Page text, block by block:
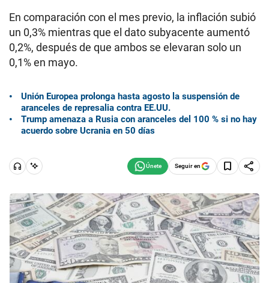
En comparación con el mes previo, la inflación subió
un 0,3% mientras que el dato subyacente aumentó
0,2%, después de que ambos se elevaran solo un
0,1% en mayo.
Unión Europea prolonga hasta agosto la suspensión de
aranceles de represalia contra EE.UU.
Trump amenaza a Rusia con aranceles del 100 % si no hay
acuerdo sobre Ucrania en 50 días
Seguir en